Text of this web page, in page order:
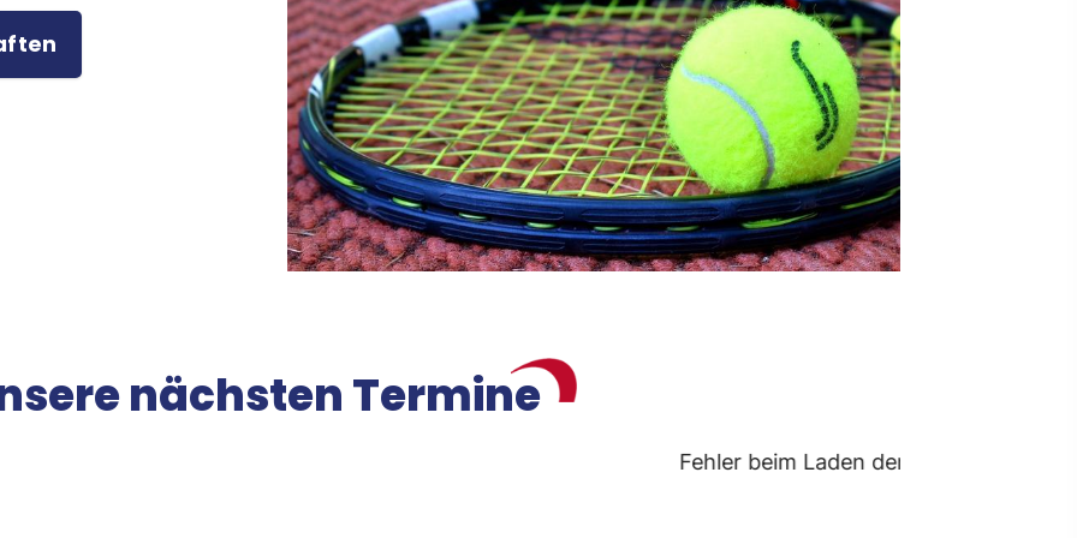
nächsten Termine
Fehler beim Laden der Termine.
Mitglieder-Service
Alles zur Mitgliedschaft
Fragen & Antworten
Kontakt
Geschäftsstelle
SG Borken
Adresse: Feldmark 5
46325 Borken
info@sg-borken.de